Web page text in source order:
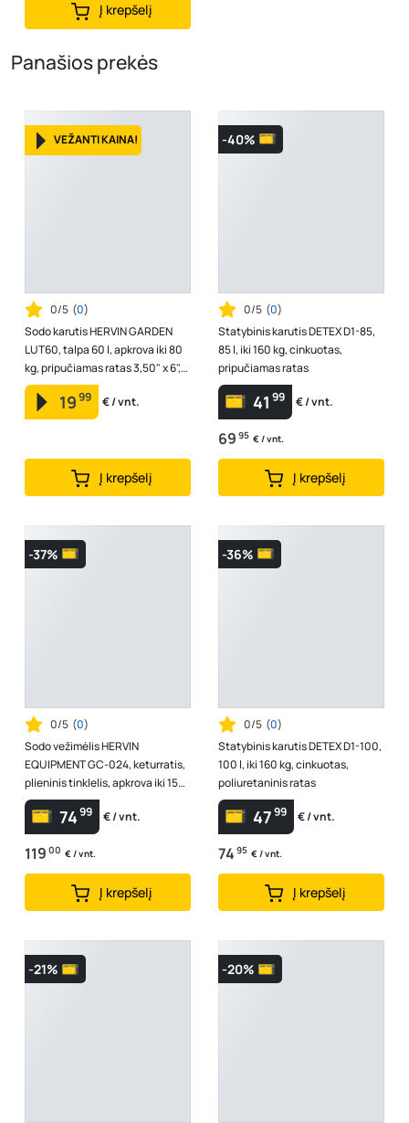
Į krepšelį
Panašios prekės
VEŽANTI KAINA!
0/5 (0)
Sodo karutis HERVIN GARDEN
LUT60, talpa 60 l, apkrova iki 80
kg, pripučiamas ratas 3,50" x 6",
žalias
1999 € / vnt.
Į krepšelį
-40%
0/5 (0)
Statybinis karutis DETEX D1-85,
85 l, iki 160 kg, cinkuotas,
pripučiamas ratas
41 99 € / vnt.
69 95 € / vnt.
Į krepšelį
-37%
0/5 (0)
Sodo vežimėlis HERVIN
EQUIPMENT GC-024, keturratis,
plieninis tinklelis, apkrova iki 150
kg, 100 × 50 × 53/86 cm
7499 € / vnt.
119 00 € / vnt.
Į krepšelį
-36%
0/5 (0)
Statybinis karutis DETEX D1-100,
100 l, iki 160 kg, cinkuotas,
poliuretaninis ratas
4799 € / vnt.
74 95 € / vnt.
Į krepšelį
-21% -20%